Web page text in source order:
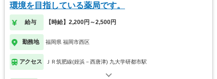
環境を目指している薬局です。
給与 【時給】2,200円～2,500円
勤務地 福岡県 福岡市西区
アクセス ＪＲ筑肥線(姪浜－西唐津) 九大学研都市駅